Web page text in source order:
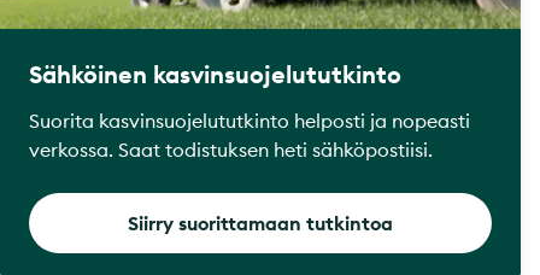
Sähköinen kasvinsuojelututkinto
Suorita kasvinsuojelututkinto helposti ja nopeasti
verkossa. Saat todistuksen heti sähköpostiisi.
Siirry suorittamaan tutkintoa